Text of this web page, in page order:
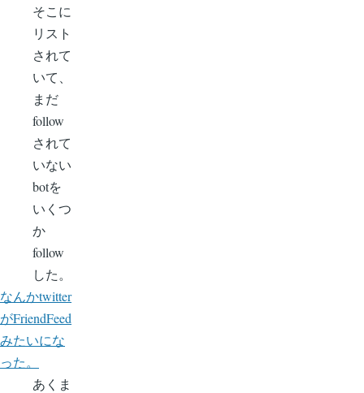
そこに
リスト
されて
いて、
まだ
follow
されて
いない
botを
いくつ
か
follow
した。
なんかtwitter
がFriendFeed
みたいにな
った。
あくま